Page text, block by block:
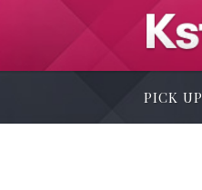
PICK UP